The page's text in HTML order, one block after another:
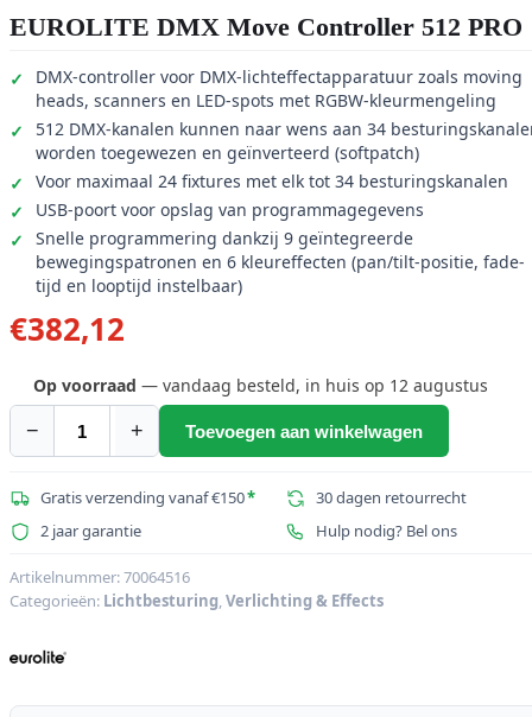
EUROLITE DMX Move Controller 512 PRO
DMX-controller voor DMX-lichteffectapparatuur zoals moving
heads, scanners en LED-spots met RGBW-kleurmengeling
512 DMX-kanalen kunnen naar wens aan 34
worden toegewezen en geïnverteerd (softpatch)
Voor maximaal 24 fixtures met elk tot 34 besturingskanalen
USB-poort voor opslag van programmagegevens
Snelle programmering dankzij 9 geïntegreerde
bewegingspatronen en 6 kleureffecten (pan/tilt-positie, fade-
tijd en looptijd instelbaar)
€382,12
Op voorraad — vandaag besteld, in huis op 12 augustus
−
EUROLITE
Move
Controller
PRO
aantal
+ Toevoegen aan winkelwagen
Gratis verzending vanaf €150*
30 dagen retourrecht
2 jaar garantie
Hulp nodig? Bel ons
Artikelnummer:70064516
Categorieën: Lichtbesturing,Verlichting & Effects